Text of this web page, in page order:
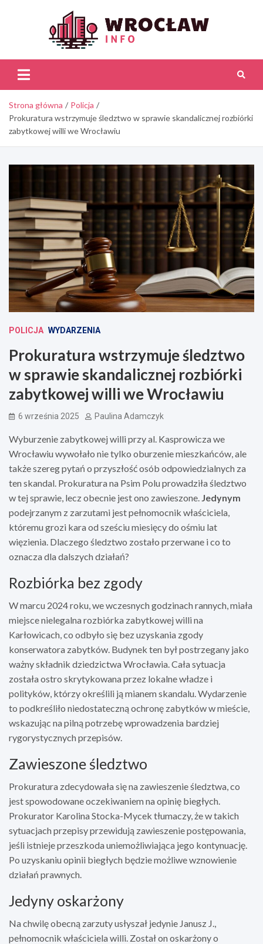
Strona główna
Policja
Prokuratura wstrzymuje śledztwo w sprawie skandalicznej rozbiórki
zabytkowej willi we Wrocławiu
POLICJA WYDARZENIA
Prokuratura wstrzymuje śledztwo
w sprawie skandalicznej rozbiórki
zabytkowej willi we Wrocławiu
6 września 2025 Paulina Adamczyk
Wyburzenie zabytkowej willi przy al. Kasprowicza we
Wrocławiu wywołało nie tylko oburzenie mieszkańców, ale
także szereg pytań o przyszłość osób odpowiedzialnych za
ten skandal. Prokuratura na Psim Polu prowadziła śledztwo
w tej sprawie, lecz obecnie jest ono zawieszone. Jedynym
podejrzanym z zarzutami jest pełnomocnik właściciela,
któremu grozi kara od sześciu miesięcy do ośmiu lat
więzienia. Dlaczego śledztwo zostało przerwane i co to
oznacza dla dalszych działań?
Rozbiórka bez zgody
W marcu 2024 roku, we wczesnych godzinach rannych, miała
miejsce nielegalna rozbiórka zabytkowej willi na
Karłowicach, co odbyło się bez uzyskania zgody
konserwatora zabytków. Budynek ten był postrzegany jako
ważny składnik dziedzictwa Wrocławia. Cała sytuacja
została ostro skrytykowana przez lokalne władze i
polityków, którzy określili ją mianem skandalu. Wydarzenie
to podkreśliło niedostateczną ochronę zabytków w mieście,
wskazując na pilną potrzebę wprowadzenia bardziej
rygorystycznych przepisów.
Zawieszone śledztwo
Prokuratura zdecydowała się na zawieszenie śledztwa, co
jest spowodowane oczekiwaniem na opinię biegłych.
Prokurator Karolina Stocka-Mycek tłumaczy, że w takich
sytuacjach przepisy przewidują zawieszenie postępowania,
jeśli istnieje przeszkoda uniemożliwiająca jego kontynuację.
Po uzyskaniu opinii biegłych będzie możliwe wznowienie
działań prawnych.
Jedyny oskarżony
Na chwilę obecną zarzuty usłyszał jedynie Janusz J.,
pełnomocnik właściciela willi. Został on oskarżony o